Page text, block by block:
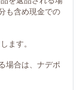
も含め現金での
ます。
場合は、ナデポ